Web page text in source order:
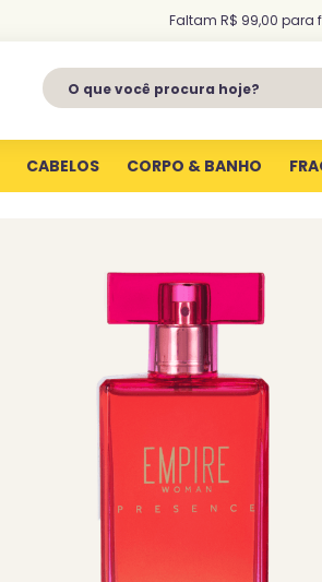
Faltam R$ 99,00 para
O que você procura hoje?
CABELOS CORPO & BANHO